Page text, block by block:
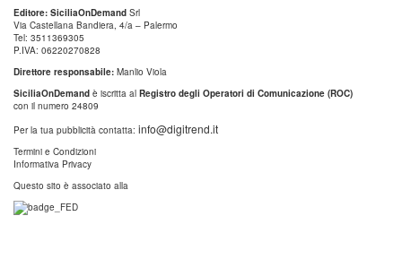
Editore: SiciliaOnDemand Srl
Via Castellana Bandiera, 4/a – Palermo
Tel: 3511369305
P.IVA: 06220270828
Direttore responsabile: Manlio Viola
SiciliaOnDemand è iscritta al Registro degli Operatori di Comunicazione (ROC)
con il numero 24809
Per la tua pubblicità contatta: info@digitrend.it
Termini e Condizioni
Informativa Privacy
Questo sito è associato alla